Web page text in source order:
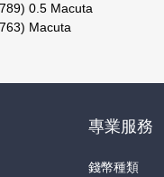
0.5 Macuta
Macuta
專業服務
錢幣種類